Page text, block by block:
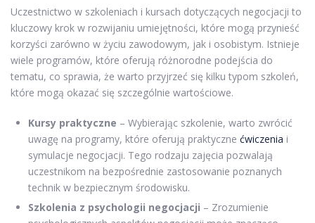
Uczestnictwo w szkoleniach i kursach dotyczących negocjacji to
kluczowy krok w rozwijaniu umiejętności, które mogą przynieść
korzyści zarówno w życiu zawodowym, jak i osobistym. Istnieje
wiele programów, które oferują różnorodne podejścia do
tematu, co sprawia, że warto przyjrzeć się kilku typom szkoleń,
które mogą okazać się szczególnie wartościowe.
Kursy praktyczne – Wybierając szkolenie, warto zwrócić
uwagę na programy, które oferują praktyczne ćwiczenia i
symulacje negocjacji. Tego rodzaju zajęcia pozwalają
uczestnikom na bezpośrednie zastosowanie poznanych
technik w bezpiecznym środowisku.
Szkolenia z psychologii negocjacji – Zrozumienie